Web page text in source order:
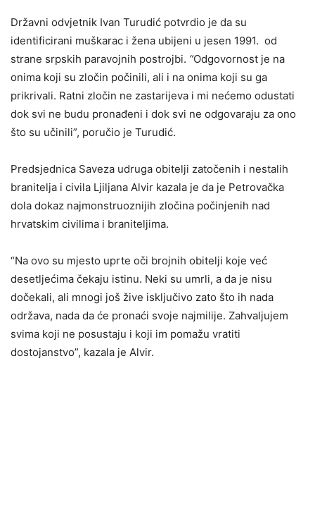
Državni odvjetnik Ivan Turudić potvrdio je da su
identificirani muškarac i žena ubijeni u jesen 1991. od
strane srpskih paravojnih postrojbi. “Odgovornost je na
onima koji su zločin počinili, ali i na onima koji su ga
prikrivali. Ratni zločin ne zastarijeva i mi nećemo odustati
dok svi ne budu pronađeni i dok svi ne odgovaraju za ono
što su učinili”, poručio je Turudić.
Predsjednica Saveza udruga obitelji zatočenih i nestalih
branitelja i civila Ljiljana Alvir kazala je da je Petrovačka
dola dokaz najmonstruoznijih zločina počinjenih nad
hrvatskim civilima i braniteljima.
“Na ovo su mjesto uprte oči brojnih obitelji koje već
desetljećima čekaju istinu. Neki su umrli, a da je nisu
dočekali, ali mnogi još žive isključivo zato što ih nada
održava, nada da će pronaći svoje najmilije. Zahvaljujem
svima koji ne posustaju i koji im pomažu vratiti
dostojanstvo”, kazala je Alvir.